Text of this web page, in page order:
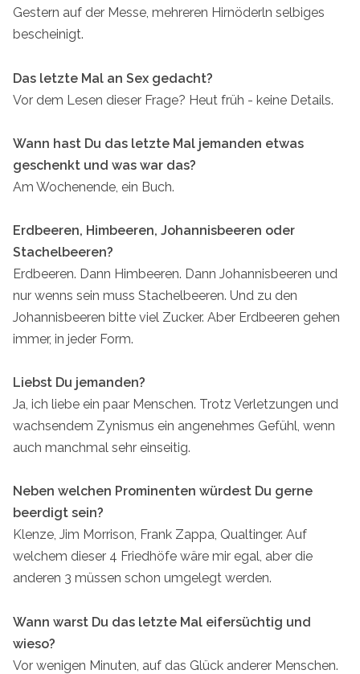
Gestern auf der Messe, mehreren Hirnöderln selbiges
bescheinigt.
Das letzte Mal an Sex gedacht?
Vor dem Lesen dieser Frage? Heut früh - keine Details.
Wann hast Du das letzte Mal jemanden etwas
geschenkt und was war das?
Am Wochenende, ein Buch.
Erdbeeren, Himbeeren, Johannisbeeren oder
Stachelbeeren?
Erdbeeren. Dann Himbeeren. Dann Johannisbeeren und
nur wenns sein muss Stachelbeeren. Und zu den
Johannisbeeren bitte viel Zucker. Aber Erdbeeren gehen
immer, in jeder Form.
Liebst Du jemanden?
Ja, ich liebe ein paar Menschen. Trotz Verletzungen und
wachsendem Zynismus ein angenehmes Gefühl, wenn
auch manchmal sehr einseitig.
Neben welchen Prominenten würdest Du gerne
beerdigt sein?
Klenze, Jim Morrison, Frank Zappa, Qualtinger. Auf
welchem dieser 4 Friedhöfe wäre mir egal, aber die
anderen 3 müssen schon umgelegt werden.
Wann warst Du das letzte Mal eifersüchtig und
wieso?
Vor wenigen Minuten, auf das Glück anderer Menschen.